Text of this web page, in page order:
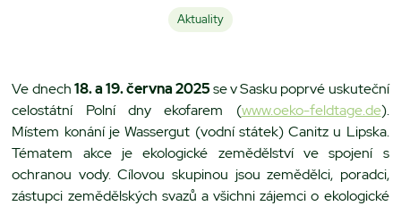
Aktuality
Ve dnech18. a 19. června 2025se v Sasku poprvé uskuteční
celostátní Polní dny ekofarem (www.oeko-feldtage.de).
Místem konání je Wassergut (vodní státek) Canitz u Lipska.
Tématem akce je ekologické zemědělství ve spojení s
ochranou vody. Cílovou skupinou jsou zemědělci, poradci,
zástupci zemědělských svazů a všichni zájemci o ekologické